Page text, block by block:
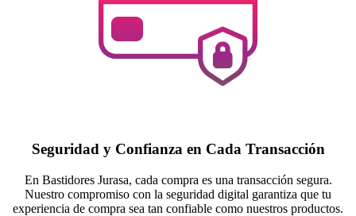
Seguridad y Confianza en Cada Transacción
En Bastidores Jurasa, cada compra es una transacción segura.
Nuestro compromiso con la seguridad digital garantiza que tu
experiencia de compra sea tan confiable como nuestros productos.